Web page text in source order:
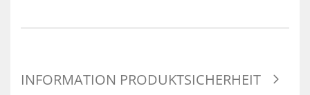
INFORMATION PRODUKTSICHERHEIT